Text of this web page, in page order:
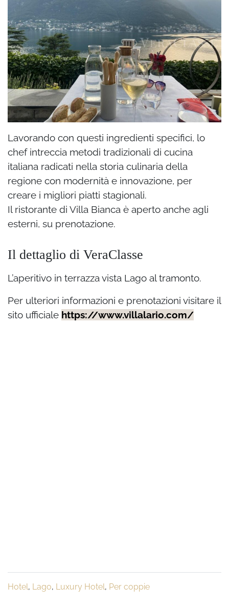
Lavorando con questi ingredienti specifici, lo
chef intreccia metodi tradizionali di cucina
italiana radicati nella storia culinaria della
regione con modernità e innovazione, per
creare i migliori piatti stagionali.
Il ristorante di Villa Bianca è aperto anche agli
esterni, su prenotazione.
Il dettaglio di VeraClasse
L’aperitivo in terrazza vista Lago al tramonto.
Per ulteriori informazioni e prenotazioni visitare il
sito ufficiale https://www.villalario.com/
Hotel, Lago, Luxury Hotel, Per coppie